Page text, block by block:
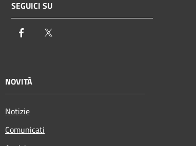
SEGUICI SU
Facebook
NOVITÀ
Notizie
Comunicati